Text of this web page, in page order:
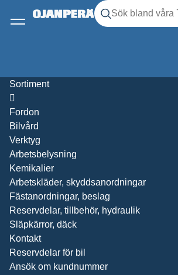
Sök produkter
Sök
Meny
Sortiment
Öppna
Fordon
Bilvård
Verktyg
Arbetsbelysning
Kemikalier
Arbetskläder, skyddsanordningar
Fästanordningar, beslag
Reservdelar, tillbehör, hydraulik
Släpkärror, däck
Kontakt
Reservdelar för bil
Ansök om kundnummer